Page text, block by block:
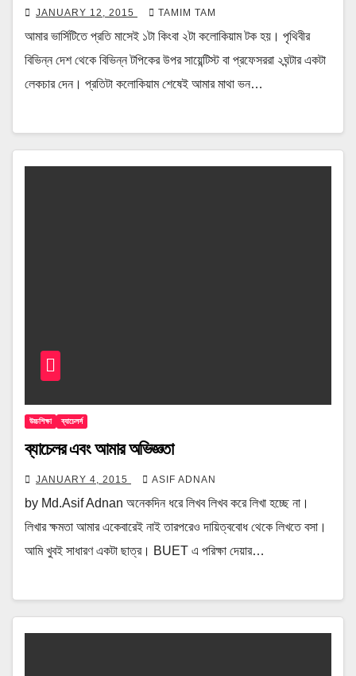
JANUARY 12, 2015 TAMIM TAM
আমার ভার্সিটিতে প্রতি মাসেই ১টা কিংবা ২টা কলোকিয়াম টক হয়। পৃথিবীর
বিভিন্ন দেশ থেকে বিভিন্ন টপিকের উপর সায়েন্টিস্ট বা প্রফেসররা ২ঘন্টার একটা
লেকচার দেন। প্রতিটা কলোকিয়াম শেষেই আমার মাথা ভন…
উচ্চশিক্ষা ব্যাচেলর্স
ব্যাচেলর এবং আমার অভিজ্ঞতা
JANUARY 4, 2015 ASIF ADNAN
by Md.Asif Adnan অনেকদিন ধরে লিখব লিখব করে লিখা হচ্ছে না।
লিখার ক্ষমতা আমার একেবারেই নাই তারপরেও দায়িত্ববোধ থেকে লিখতে বসা।
আমি খুবই সাধারণ একটা ছাত্র। BUET এ পরিক্ষা দেয়ার…